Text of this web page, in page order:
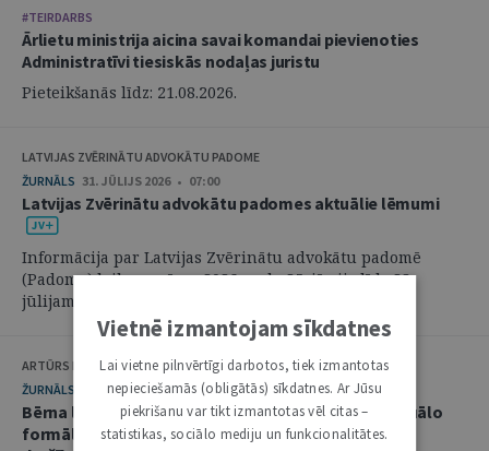
#TEIRDARBS
Ārlietu ministrija aicina savai komandai pievienoties
Administratīvi tiesiskās nodaļas juristu
Pieteikšanās līdz: 21.08.2026.
LATVIJAS ZVĒRINĀTU ADVOKĀTU PADOME
ŽURNĀLS 31. JŪLIJS 2026 • 07:00
Latvijas Zvērinātu advokātu padomes aktuālie lēmumi
Informācija par Latvijas Zvērinātu advokātu padomē
(Padome) laikposmā no 2026. gada 25. jūnija līdz 28.
jūlijam pieņemtajiem lēmumiem. ...
ARTŪRS KURBATOVS, INGA KUDEIKINA, MARTA URBĀNE
ŽURNĀLS
29. JŪLIJS 2026 • 08:00
Bērna labākās intereses civilprocesā: starp procesuālo
formālismu un pienākumu nekavējoties reaģēt uz
Vietnē izmantojam sīkdatnes
Lai vietne pilnvērtīgi darbotos, tiek izmantotas
nepieciešamās (obligātās) sīkdatnes. Ar Jūsu
piekrišanu var tikt izmantotas vēl citas –
statistikas, sociālo mediju un funkcionalitātes.